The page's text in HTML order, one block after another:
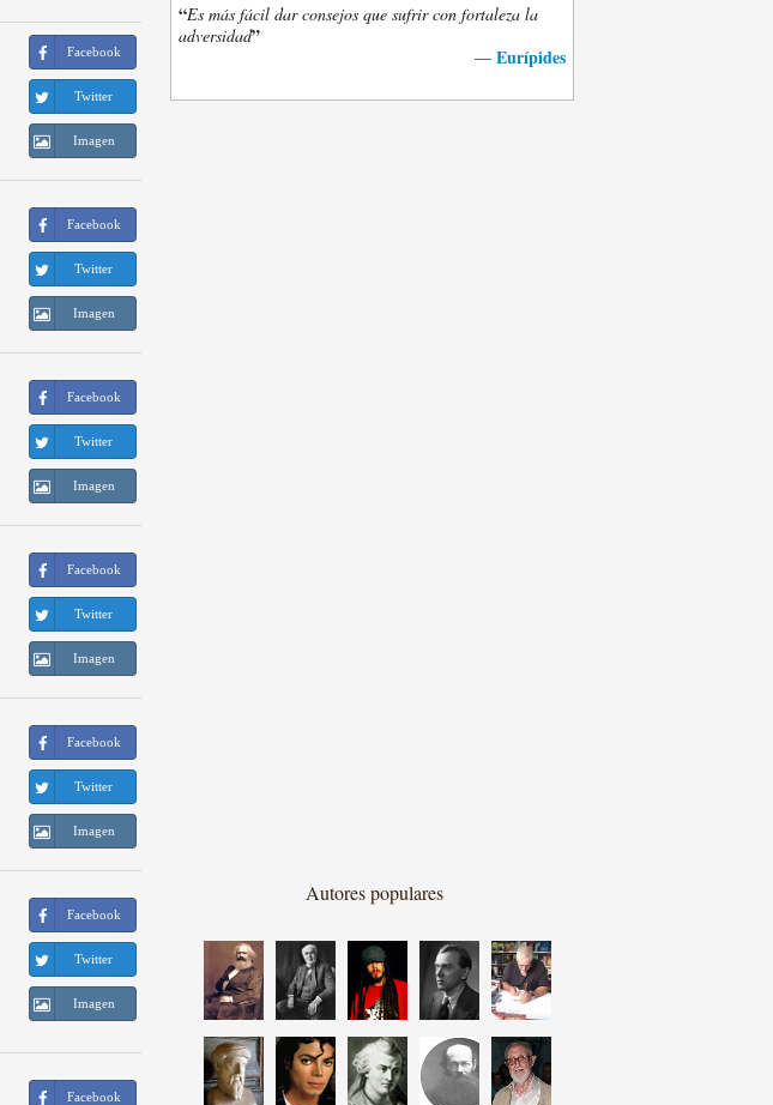
Facebook
Twitter
Imagen
Facebook
Twitter
Imagen
Facebook
Twitter
Imagen
Facebook
Twitter
Imagen
Facebook
Twitter
Imagen
Facebook
Twitter
Imagen
Facebook
“Es más fácil dar consejos que sufrir con fortaleza la
adversidad”
— Eurípides
Autores populares